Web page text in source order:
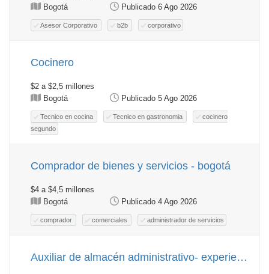
Bogotá
Publicado 6 Ago 2026
Asesor Corporativo b2b corporativo
Cocinero
$2 a $2,5 millones
Bogotá
Publicado 5 Ago 2026
Tecnico en cocina Tecnico en gastronomia
cocinero
segundo
Comprador de bienes y servicios - bogotá
$4 a $4,5 millones
Bogotá
Publicado 4 Ago 2026
comprador comerciales administrador de servicios
Auxiliar de almacén administrativo- experiencia en empresas de alimentos - funza